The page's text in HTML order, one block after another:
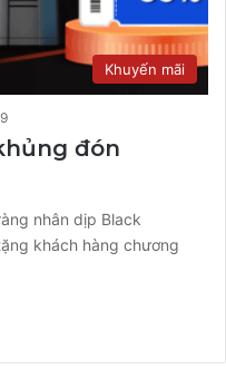
Khuyến mãi
đón
nhân dịp Black
khách hàng chương